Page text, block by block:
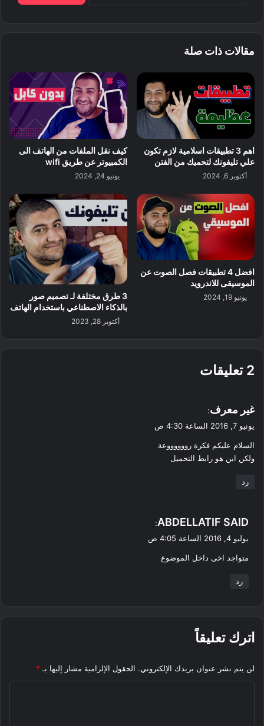
مقالات ذات صلة
اهم 3 تطبيقات اسلامية لازم تكون
علي تليفونك لتحميك من الفتن
أكتوبر 6, 2024
كيف نقل الملفات من الهاتف الى
الكمبيوتر عن طريق wifi
يونيو 24, 2024
افضل 4 تطبيقات فصل الصوت عن
الموسيقى للاندرويد
يونيو 19, 2024
3 طرق مختلفة لـ تصميم صور
بالذكاء الاصطناعي باستخدام الهاتف
أكتوبر 28, 2023
‫2 تعليقات
ي
ل
غير معرف:
يونيو 7, 2016 الساعة 4:30 ص
السلام عليكم فكرة رووووووعة
ولكن اين هو رابط التحميل
رد
ي
ل
ABDELLATIF SAID
:
يوليو 4, 2016 الساعة 4:05 ص
متواجد اخى داخل الموضوع
رد
اترك تعليقاً
لن يتم نشر عنوان بريدك الإلكتروني. الحقول الإلزامية مشار إليها بـ *